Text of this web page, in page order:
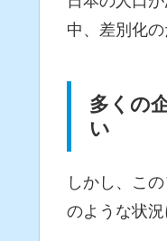
中、差別化
多くの
い
しかし、こ
のような状